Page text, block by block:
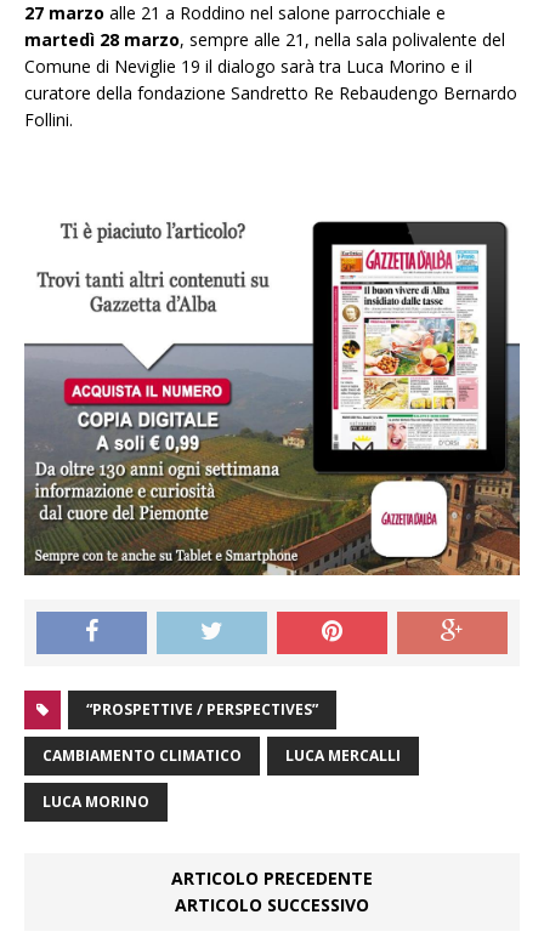
27 marzo alle 21 a Roddino nel salone parrocchiale e
martedì 28 marzo, sempre alle 21, nella sala polivalente del
Comune di Neviglie 19 il dialogo sarà tra Luca Morino e il
curatore della fondazione Sandretto Re Rebaudengo Bernardo
Follini.
“PROSPETTIVE / PERSPECTIVES”
CAMBIAMENTO CLIMATICO LUCA MERCALLI
LUCA MORINO
ARTICOLO PRECEDENTE
ARTICOLO SUCCESSIVO